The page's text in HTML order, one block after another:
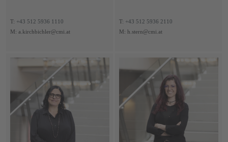
T: +43 512 5936 1110
M: a.kirchbichler@cmi.at
T: +43 512 5936 2110
M: h.stern@cmi.at